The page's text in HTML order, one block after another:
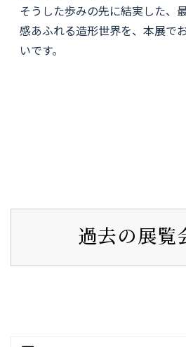
そうした歩みの先に結実した、
感あふれる造形世界を、本展で
いです。
過去の展覧